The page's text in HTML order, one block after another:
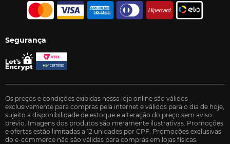
Segurança
Os preços e condições exibidas nessa loja online são válidos
exclusivamente para compras pela internet e válidos para o dia de hoje,
sujeito a disponibilidade de estoque e alteração do preço sem aviso
prévio. Imagens dos produtos são meramente ilustrativas. Promoções
e ofertas estão limitadas a 12 unidades por CPF. Promoções exclusivas
do e-commerce não são válidas para compras em lojas físicas.